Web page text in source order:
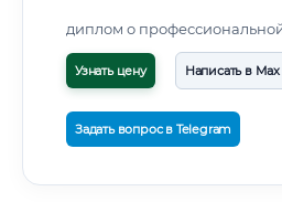
диплом о
Узнать цену Написать в Max
Задать вопрос в Telegram